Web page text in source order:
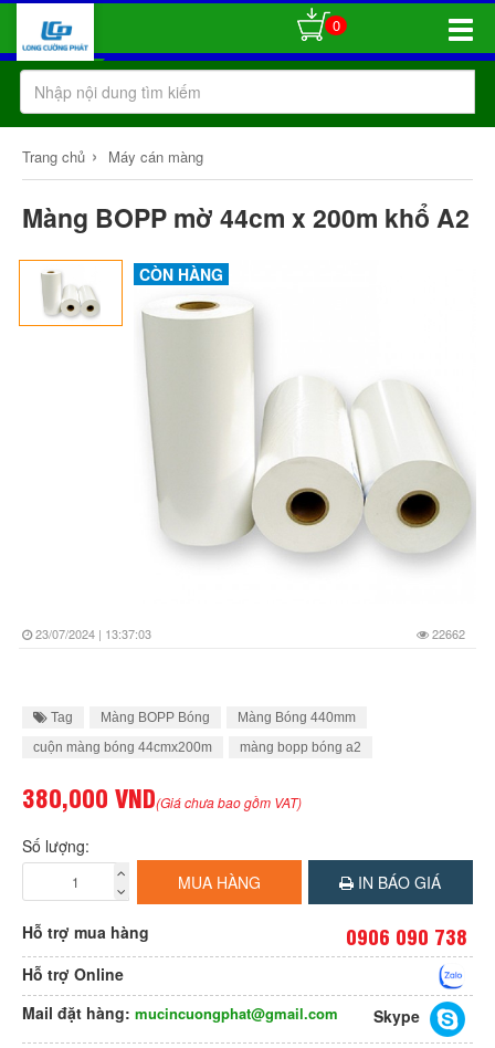
Toggle
0
Trang chủ › Máy cán màng
Màng BOPP mờ 44cm x 200m khổ A2
CÒN HÀNG
23/07/2024 | 13:37:03 22662
Tag Màng BOPP Bóng
Màng Bóng 440mm
cuộn màng bóng 44cmx200m
màng bopp bóng a2
380,000 VND(Giá chưa bao gồm VAT)
Số lượng:
MUA HÀNG
IN BÁO GIÁ
Hỗ trợ mua hàng 0906 090 738
Hỗ trợ Online
Mail đặt hàng: mucincuongphat@gmail.com
Skype